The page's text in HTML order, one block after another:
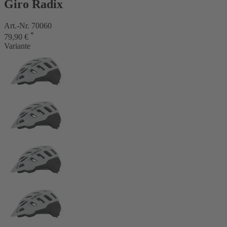
Giro Radix
Art.-Nr. 70060
79,90 € *
Variante